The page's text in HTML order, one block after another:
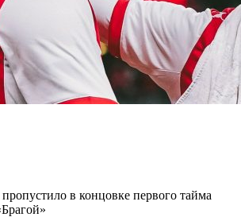
в концовке первого тайма